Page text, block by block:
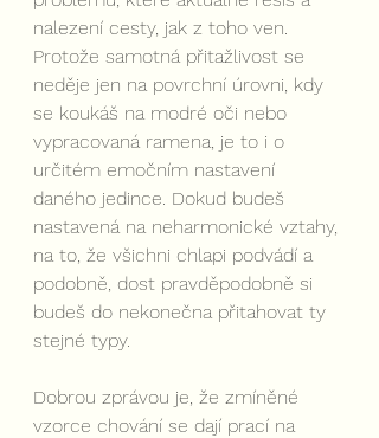
nalezení cesty, jak z toho ven.
Protože samotná přitažlivost se
neděje jen na povrchní úrovni, kdy
se koukáš na modré oči nebo
vypracovaná ramena, je to i o
určitém emočním nastavení
daného jedince. Dokud budeš
nastavená na neharmonické vztahy,
na to, že všichni chlapi podvádí a
podobně, dost pravděpodobně si
budeš do nekonečna přitahovat ty
stejné typy.
Dobrou zprávou je, že zmíněné
vzorce chování se dají prací na